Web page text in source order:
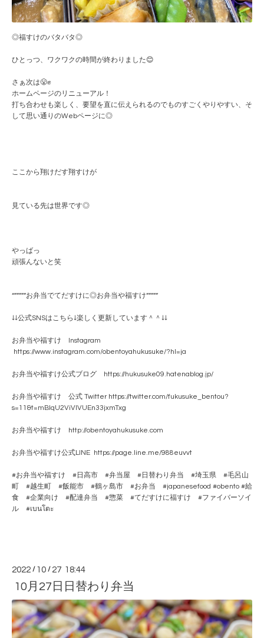
◎福すけのバタバタ◎
ひとっつ、ワクワクの時間が終わりました😊
さぁ次は😤✊
ホームページのリニューアル！
打ち合わせも楽しく、要望を直に伝えられるのでものすごくやりやすい、そ
して思い通りのWebページに◎
ここから翔けだす翔すけが
見ている先は世界です◎
やっばっ
頑張んないと笑
“”””””お弁当でてだすけに◎お弁当や福すけ”””””
↓↓公式SNSはこちら↓楽しく更新しています＾＾↓↓
お弁当や福すけ Instagram
https://www.instagram.com/obentoyahukusuke/?hl=ja
お弁当や福すけ公式ブログ https://hukusuke09.hatenablog.jp/
お弁当や福すけ 公式 Twitter https://twitter.com/fukusuke_bentou?
s=11&t=mBlqU2ViVlVUEn33jxmTxg
お弁当や福すけ http://obentoyahukusuke.com
お弁当や福すけ公式LINE https://page.line.me/988euvvt
#お弁当や福すけ #日高市 #弁当屋 #日替わり弁当 #埼玉県 #毛呂山
町 #越生町 #飯能市 #鶴ヶ島市 #お弁当 #japanesefood #obento #給
食 #企業向け #配達弁当 #惣菜 #てだすけに福すけ #ファイバーソイ
ル #เบนโตะ
2022 / 10 / 27 18:44
10月27日日替わり弁当